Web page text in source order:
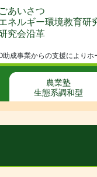
ごあいさつ
ネルギー環境教育研
究会沿革
助成事業からの支援により
農業塾
生態系調和型